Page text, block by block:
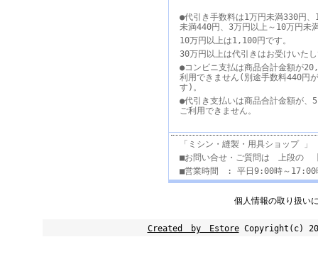
●代引き手数料は1万円未満330円
未満440円、3万円以上～10万円未
10万円以上は1,100円です。
30万円以上は代引きはお受けいた
●コンビニ支払は商品合計金額が
利用できません(別途手数料440円
す)。
●代引き支払いは商品合計金額が、
ご利用できません。
「ミシン・縫製・用具ショップ 」
■お問い合せ・ご質問は 上段の
■営業時間 : 平日9:00時～17:00
個人情報の取り扱い
Created by EstoreCopyright(c)